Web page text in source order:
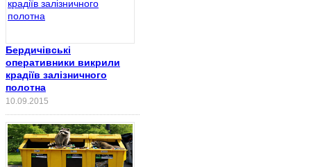
Бердичівські
оперативники викрили
крадіїв залізничного
полотна
10.09.2015